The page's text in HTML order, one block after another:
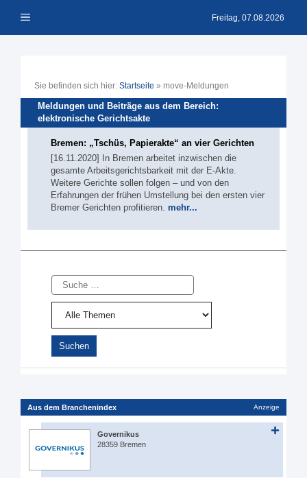
Inhalt Menü Freitag, 07.08.2026
Sie befinden sich hier: Startseite » move-Meldungen
Meldungen und Beiträge aus dem Bereich:
elektronische Gerichtsakte
Bremen: „Tschüs, Papierakte“ an vier Gerichten
[16.11.2020] In Bremen arbeitet inzwischen die
gesamte Arbeitsgerichtsbarkeit mit der E-Akte.
Weitere Gerichte sollen folgen – und von den
Erfahrungen der frühen Umstellung bei den ersten vier
Bremer Gerichten profitieren. mehr...
Suche
Aus dem Branchenindex Anzeige
Governikus
28359 Bremen